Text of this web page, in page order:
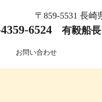
お問い合わせ
〒859-5531 長崎
6524 有毅船